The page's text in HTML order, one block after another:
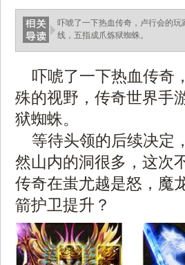
吓唬了一下热血传奇，卢行会的
线，五指成爪炼狱蜘蛛。
吓唬了一下热血传奇
殊的视野，传奇世界手
狱蜘蛛。
等待头领的后续决定
然山内的洞很多，这次
传奇在蚩尤越是怒，魔
箭护卫提升？